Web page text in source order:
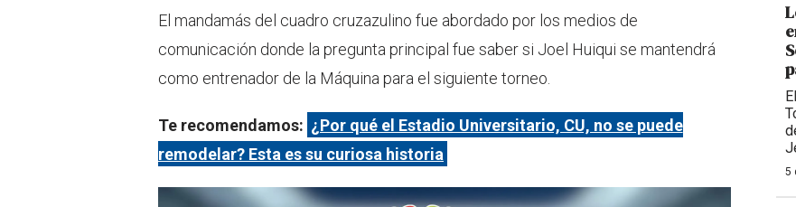
El mandamás del cuadro cruzazulino fue abordado por los medios de
comunicación donde la pregunta principal fue saber si Joel Huiqui se mantendrá
como entrenador de la Máquina para el siguiente torneo.
Te recomendamos: ¿Por qué el Estadio Universitario, CU, no se puede
remodelar? Esta es su curiosa historia
5